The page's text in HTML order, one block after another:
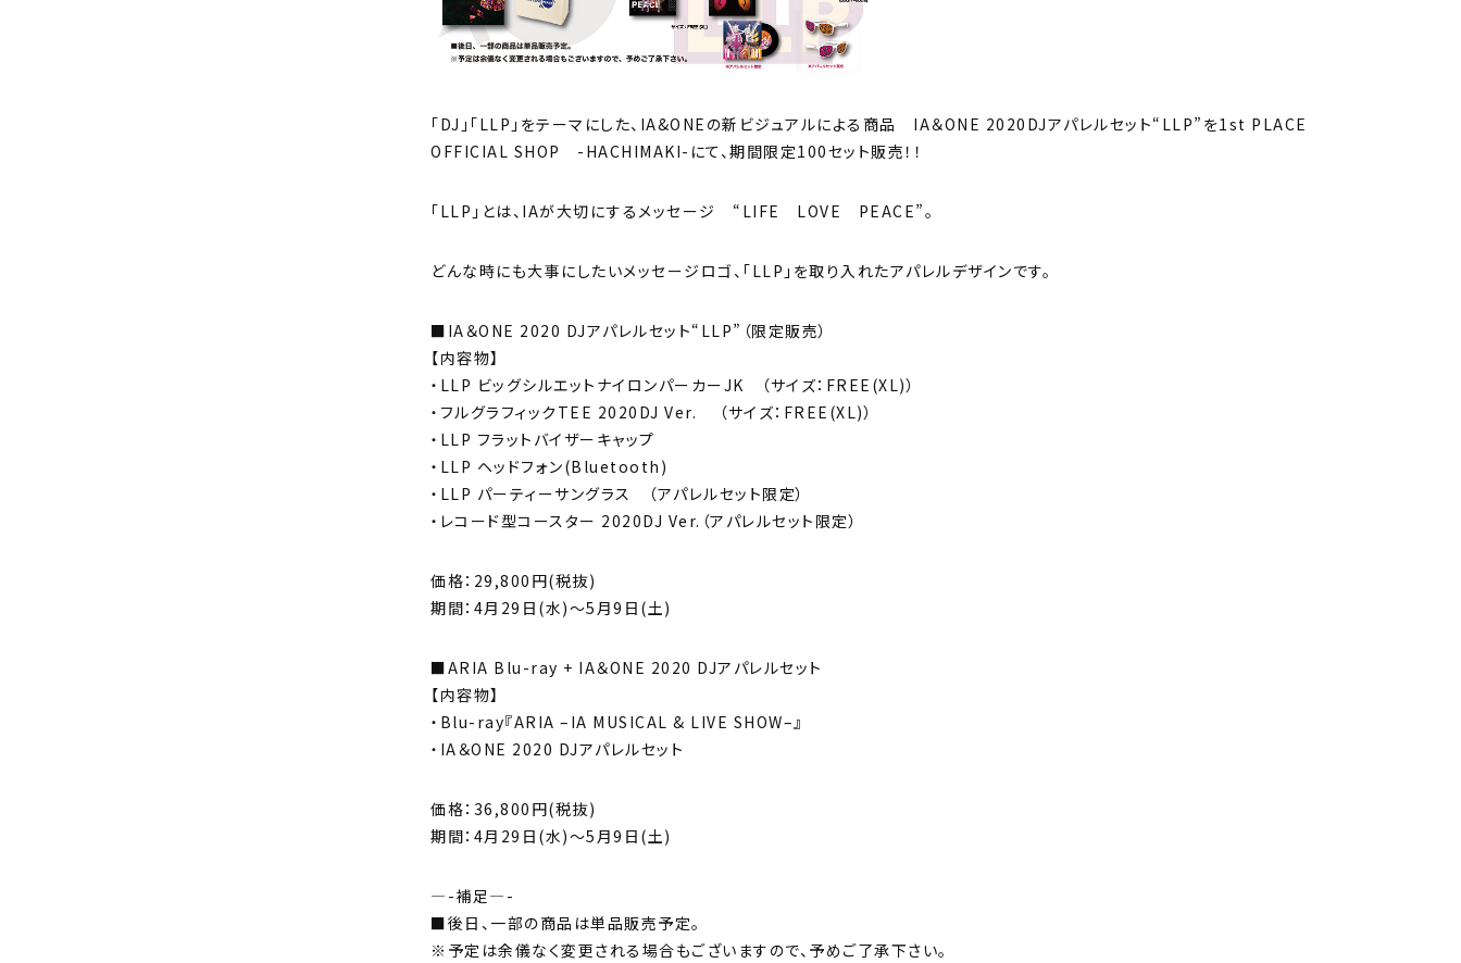
「DJ」「LLP」をテーマにした、IA&ONEの新ビジュアルによる商品 IA＆ONE 2020DJアパレルセット“LLP”を1st PLACE
OFFICIAL SHOP -HACHIMAKI-にて、期間限定100セット販売！！
「LLP」とは、IAが大切にするメッセージ “LIFE LOVE PEACE”。
どんな時にも大事にしたいメッセージロゴ、「LLP」を取り入れたアパレルデザインです。
■IA＆ONE 2020 DJアパレルセット“LLP”（限定販売）
【内容物】
・LLP ビッグシルエットナイロンパーカーJK （サイズ：FREE(XL)）
・フルグラフィックTEE 2020DJ Ver. （サイズ：FREE(XL)）
・LLP フラットバイザーキャップ
・LLP ヘッドフォン(Bluetooth)
・LLP パーティーサングラス （アパレルセット限定）
・レコード型コースター 2020DJ Ver.（アパレルセット限定）
価格：29,800円(税抜)
期間：4月29日(水)～5月9日(土)
■ARIA Blu-ray + IA＆ONE 2020 DJアパレルセット
【内容物】
・Blu-ray『ARIA –IA MUSICAL & LIVE SHOW–』
・IA＆ONE 2020 DJアパレルセット
価格：36,800円(税抜)
期間：4月29日(水)～5月9日(土)
—-補足—-
■後日、一部の商品は単品販売予定。
※予定は余儀なく変更される場合もございますので、予めご了承下さい。